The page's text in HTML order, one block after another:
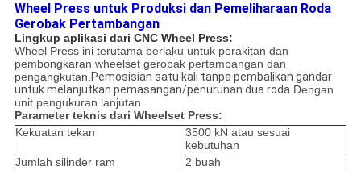
Wheel Press untuk Produksi dan Pemeliharaan Roda
Gerobak Pertambangan
Lingkup aplikasi dari CNC Wheel Press:
Wheel Press ini terutama berlaku untuk perakitan dan
pembongkaran wheelset gerobak pertambangan dan
pengangkutan.Pemosisian satu kali tanpa pembalikan gandar
untuk melanjutkan pemasangan/penurunan dua roda.Dengan
unit pengukuran lanjutan.
Parameter teknis dari Wheelset Press:
Kekuatan tekan
3500 kN atau sesuai
kebutuhan
Jumlah silinder ram
2 buah